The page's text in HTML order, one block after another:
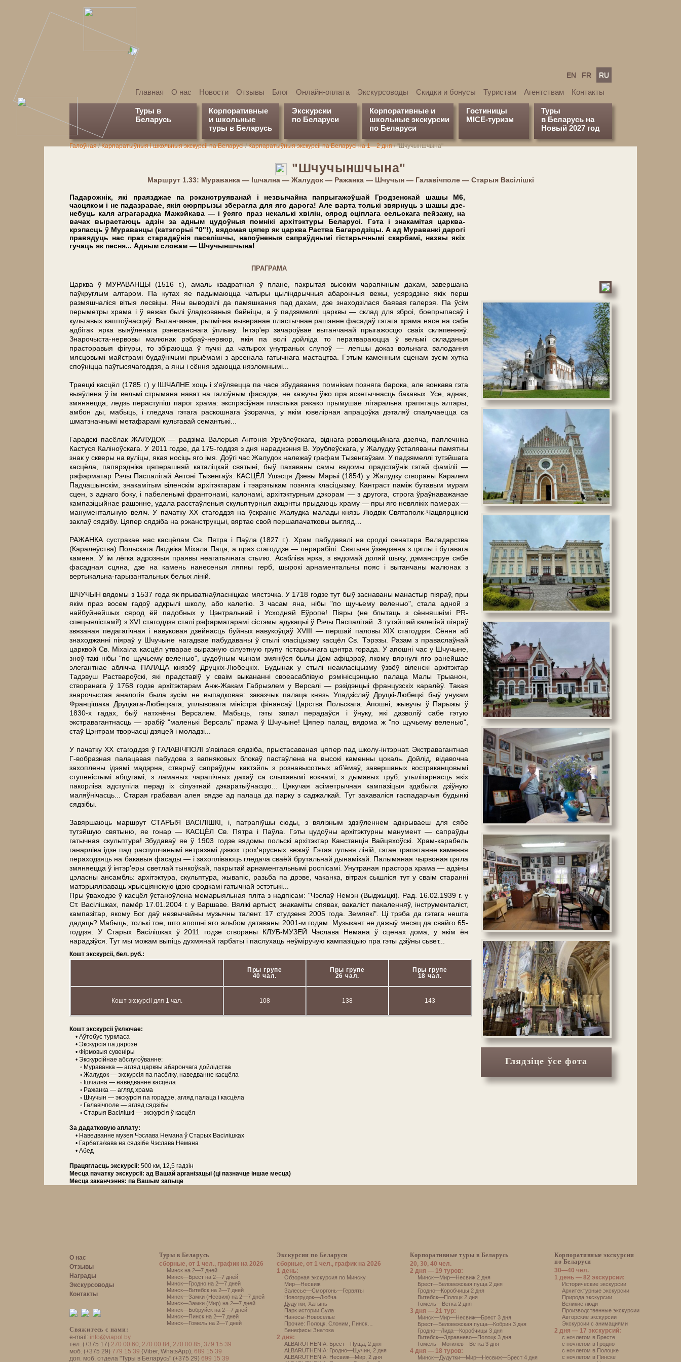
EN FR RU
Главная О нас Новости Отзывы Блог Онлайн-оплата Экскурсоводы Скидки и бонусы Туристам Агентствам Контакты
Туры в
Беларусь
Корпоративные
и школьные
туры в Беларусь
Экскурсии
по Беларуси
Корпоративные и
школьные экскурсии
по Беларуси
Гостиницы
MICE-туризм
Туры
в Беларусь на
Новый 2027 год
Галоўная/Карпаратыўныя і школьныя экскурсіі па Беларусі/Карпаратыўныя экскурсіі па Беларусі на 1—2 дня/"Шчучыншчына"
"Шчучыншчына"
Марш­рут 1.33: Мураванка — Ішчална — Жалудок — Ражанка — Шчучын — Галавічполе — Старыя Васілішкі
Падарожнік, які праязджае па рэканструяванай і незвычайна папрыгажэўшай Гродзенскай шашы М6,
часцяком і не падазравае, якія сюрпрызы зберагла для яго дарога! Але варта толькі звярнуць з шашы дзе-
небуць каля аграгарадка Мажэйкава — і ўсяго праз некалькі хвілін, сярод сціплага сельскага пейзажу, на
вачах вырастаюць адзін за адным цудоўныя помнікі архітэктуры Беларусі. Гэта і знакамітая царква-
крэпасць ў Мураванцы (катэгорыі "0"!), вядомая цяпер як царква Раства Багародзіцы. А ад Мураванкі дарогі
правядуць нас праз старадаўнія паселішчы, напоўненыя сапраўднымі гістарычнымі скарбамі, назвы якіх
гучаць як песня... Адным словам — Шчучыншчына!
ПРАГРАМА
Царква ў МУРАВАНЦЫ (1516 г.), амаль квадратная ў пла­не, пакрытая высокім чарапічным дахам, завершана
паўкруглым алтаром. Па кутах яе падымаюцца чатыры цыліндрычныя абарончыя вежы, усярэдзіне якіх перш
размяшчаліся вітыя лесвіцы. Яны выводзілі да памяшкання пад дахам, дзе знаходзілася баявая галерэя. Па ўсім
перыметры хра­ма і ў вежах былі ўладкованыя байніцы, а ў падзямеллі царквы — склад для зброі, боепрыпасаў і
культавых каштоўнасцяў. Вытанчанае, рытмічна выверанае пластычнае рашэнне фа­са­даў гэтага хра­ма нясе на сабе
адбітак ярка выяўленага рэнесанснага ўплыву. Інтэр'ер зачароўвае вытанчанай прыгажосцю сваіх скляпенняў.
Знарочыста-нервовы малюнак рэбраў-нервюр, якія па волі дойліда то ператвараюцца ў вельмі складаныя
прасторавыя фігуры, то збіраюцца ў пучкі да чатырох унутраных слупоў — лепшы доказ вольнага валодання
мясцовымі майстрамі будаўнічымі прыёмамі з арсенала гатычнага мастацтва. Гэтым каменным сценам зусім хутка
споўніцца паўтысячагоддзя, а яны і сёння здаюцца нязломнымі...
Траецкі касцёл (1785 г.) у ІШЧАЛНЕ хоць і з'яўляецца па часе збудавання помнікам позняга барока, але вонкава гэта
выяўлена ў ім вельмі стрымана нават на галоўным фасадзе, не кажучы ўжо пра аскетычнасць бакавых. Усе, аднак,
змяняецца, ледзь пераступіш парог хра­ма: экспрэсіўная пластыка ракако прымушае літаральна трапятаць алтары,
амбон ды, мабыць, і гледача гэтага раскошнага ўзорачча, у якім ювелір­ная апрацоўка дэталяў спалучаецца са
шматзначнымі метафарамі культавай семантыкі...
Гарадскі пасёлак ЖАЛУДОК — радзіма Валерыя Ан­тонія Урублеўскага, віднага рэвалюцыйнага дзеяча, паплечніка
Кастуся Каліноўскага. У 2011 годзе, да 175-годдзя з дня нараджэння В. Урублеўскага, у Жалудку ўсталяваны памятны
знак у скве­ры на вуліцы, якая носіць яго імя. Доўгі час Жалудок належаў графам Тызенгаўзам. У падзямеллі тутэйшага
касцёла, папярэдніка цяперашняй каталіцкай святыні, быў пахаваны самы вядомы прадстаўнік гэтай фаміліі —
рэфарматар Рэчы Паспалітай Ан­тоні Тызенгаўз. КАСЦЁЛ Ушэсця Дзевы Марыі (1854) у Жалудку створаны Каралем
Падчашынскім, знакамітым віленскім архітэктарам і тэарэтыкам позняга класіцызму. Кантраст паміж бутавым мурам
сцен, з аднаго боку, і пабеленымі франтонамі, калонамі, архітэктурным дэкорам — з другога, строга ўраўнаважанае
кампазіцыйнае рашэнне, удала расстаўленыя скульптурныя акцэнты прыдаюць храму — пры яго невялікіх памерах —
манументальную веліч. У пачатку ХХ стагоддзя на ўскраіне Жалудка малады князь Людвік Святаполк-Чацвярцінскі
заклаў сядзібу. Цяпер сядзіба на рэканструкцыі, вяртае свой першапачатковы выгляд…
РАЖАНКА сустракае нас касцёлам Св. Пятра і Паўла (1827 г.). Храм пабудавалі на сродкі сенатара Валадарства
(Каралеўства) Польскага Людвіка Міхала Паца, а праз стагоддзе — перарабілі. Святыня ўзведзена з цэглы і бутавага
каменя. У ім лёгка адрозныя праявы неагатычнага стылю. Асабліва ярка, з вядомай доляй шыку, дэманструе сябе
фасадная сцяна, дзе на камень нанесеныя ляпны герб, шырокі арнаментальны по­яс і вытанчаны малюнак з
вертыкальна-гарызантальных бе­лых ліній.
ШЧУЧЫН вядомы з 1537 го­да як прыватнаўласніцкае мястэчка. У 1718 годзе тут быў заснаваны манастыр піяраў, пры
якім праз восем гадоў адкрылі шко­лу, або калегію. З часам яна, нібы "по щучьему веленью", ста­ла адной з
найбуйнейшых сярод ёй падобных у Цэнтральнай і Усходняй Еўропе! Піяры (не блытаць з сённяшнімі PR-
спецыялістамі!) з ХVI стагоддзя сталі рэфарматарамі сістэмы адукацыі ў Рэчы Паспалітай. З тутэйшай калегіяй піяраў
звязаная педагагічная і навуковая дзейнасць буйных навукоўцаў ХVІІІ — першай паловы ХІХ стагоддзя. Сёння аб
знаходжанні піяраў у Шчучыне нагадвае пабудаваны ў стылі класіцызму касцёл Св. Тэрэзы. Разам з праваслаўнай
царквой Св. Міхаіла касцёл утварае выразную сілуэтную групу гістарычнага цэнтра горада. У апошні час у Шчучыне,
зноў-такі нібы "по щучьему веленью", цудоўным чынам змяніўся былы Дом афіцэраў, якому вярнулі яго ранейшае
элегантнае аблічча ПАЛАЦА князёў Друцкіх-Любецкіх. Будынак у стылі неакласіцызму ўзвёў віленскі архітэктар
Тадэвуш Раствароўскі, які прадставіў у сваім выкананні своеасаблівую рэмінісцэнцыю палаца Малы Трыанон,
створанага ў 1768 годзе архітэктарам Анж-Жакам Габрыэлем у Версалі — рэзідэнцыі французскіх каралёў. Такая
знарочыстая аналогія бы­ла зусім не выпадковая: заказчык палаца князь Уладзіслаў Друцкі-Любецкі быў унукам
Францішака Друцкага-Любецкага, уплывовага міністра фінансаў Царства Польскага. Апошні, жывучы ў Парыжы ў
1830-х гадах, быў натхнёны Вер­са­лем. Мабыць, гэты запал перадаўся і ўнуку, які дазволіў сабе гэтую
экстравагантнасць — зрабіў "маленькі Вер­саль" прама ў Шчучыне! Цяпер палац, вядома ж "по щучьему веленью",
стаў Цэнтрам творчасці дзяцей і моладзі...
У пачатку ХХ стагоддзя ў ГАЛАВІЧПОЛІ з'явілася сядзіба, прыстасаваная цяпер пад школу-інтэрнат. Экстравагантная
Г-вобразная палацавая пабудова з вапняковых блокаў пастаўлена на высокі каменны цокаль. Дойлід, відавочна
захоплены ідэямі мадэрна, стварыў сапраўдны кактэйль з рознавысотных аб'ёмаў, завершаных востраканцовымі
ступеністымі абцугамі, з ламаных чарапічных дахаў са слыхавымі вокнамі, з дымавых труб, утылітарнасць якіх
пакорліва адступіла перад іх сілуэтнай дэкаратыўнасцю... Цякучая асіметрычная кампазіцыя здабыла дзіўную
маляўнічасць... Старая грабавая алея вядзе ад палаца да пар­ку з саджалкай. Тут захаваліся гаспадарчыя будынкі
сядзібы.
Завяршаюць маршрут СТАРЫЯ ВАСІЛІШКІ, і, патрапіўшы сюды, з вялізным здзіўленнем адкрываеш для сябе
тутэйшую свя­ты­ню, яе гонар — КАСЦЁЛ Св. Пятра і Паўла. Гэты цудоўны архітэктурны манумент — сапраўды
гатычная скульп­ту­ра! Збудаваў яе ў 1903 годзе вядомы польскі архітэктар Канстанцін Вайцяхоўскі. Храм-карабель
ганарліва ідзе пад распушчанымі ветразямі дзвюх трох'ярусных вежаў. Гэтая гульня ліній, гэтае трапятанне камення
пераходзяць на бакавыя фасады — і захопліваюць гледача сваёй брутальнай дынамікай. Палымяная чырвоная цэгла
змяняецца ў інтэр'еры светлай тынкоўкай, пакрытай арнаментальнымі роспісамі. Унутраная прастора хра­ма — адзіны
цэласны ан­самбль: архітэктура, скульп­ту­ра, жывапіс, разьба па дрэве, чаканка, вітраж сышліся тут у сваім старанні
матэрыялізаваць хрысціянскую ідэю сродкамі гатычнай эстэтыкі...
Пры ўваходзе ў касцёл ўстаноўлена мемарыяльная пліта з надпісам: "Чэслаў Немэн (Выджыцкі). Рад. 16.02.1939 г. у
Ст. Васілішках, памёр 17.01.2004 г. у Вар­ша­ве. Вялікі артыст, знакаміты спявак, вакаліст пакаленняў, інструменталіст,
кампазітар, якому Бог даў незвычайны музычны талент. 17 студзеня 2005 го­да. Землякі". Ці трэба да гэтага нешта
дадаць? Мабыць, толькі тое, што апошні яго альбом датаваны 2001-м го­дам. Музыкант не дажыў ме­сяц да свай­го 65-
годдзя. У Старых Васілішках ў 2011 годзе створаны КЛУБ-МУЗЕЙ Чэслава Не­ма­на ў сценах до­ма, у якім ён
нарадзіўся. Тут мы можам выпіць духмянай гарбаты і паслухаць неўміручую кампазіцыю пра гэты дзіўны сьвет...
Кошт экскурсіі, бел. руб.:
Пры групе
40 чал.
Пры групе
26 чал.
Пры групе
18 чал.
Кошт экскурсіі для 1 чал. 108 138 143
Кошт экскурсіі ўключае:
• Аўтобус туркласа
• Экскурсія па дарозе
• Фірмовыя сувеніры
• Экскурсійнае абслугоўванне:
◦ Мураванка — агляд царквы абарончага дойлідства
◦ Жалудок — экскурсія па пасёлку, наведванне касцёла
◦ Ішчална — наведванне касцёла
◦ Ражанка — агляд хра­ма
◦ Шчучын — экскурсія па горадзе, агляд палаца і касцёла
◦ Галавічполе — агляд сядзібы
◦ Старыя Васілішкі — экскурсія ў касцёл
За дадатковую аплату:
• Наведванне му­зея Чэслава Не­ма­на ў Старых Васілішках
• Гарбата/кава на сядзібе Чэслава Не­ма­на
• Абед
Працягласць экскурсіі: 500 км, 12,5 гадзін
Месца пачатку экскурсіі: ад Вашай арганізацыі (ці пазначце іншае месца)
Месца заканчэння: па Вашым запыце
Глядзіце ўсе фота
О нас
Отзывы
Награды
Экскурсоводы
Контакты
Свяжитесь с нами:
e-mail: info@viapol.by
тел. (+375 17) 270 00 60, 270 00 84, 270 00 85, 379 15 39
моб. (+375 29) 779 15 39 (Viber, WhatsApp), 689 15 39
доп. моб. отдела "Туры в Беларусь" (+375 29) 699 15 39
Туры в Беларусь
сборные, от 1 чел., график на 2026
Минск на 2—7 дней
Минск—Брест на 2—7 дней
Минск—Гродно на 2—7 дней
Минск—Витебск на 2—7 дней
Минск—Замки (Несвиж) на 2—7 дней
Минск—Замки (Мир) на 2—7 дней
Минск—Бобруйск на 2—7 дней
Минск—Пинск на 2—7 дней
Минск—Гомель на 2—7 дней
Экскурсии по Беларуси
сборные, от 1 чел., график на 2026
1 день:
Обзорная экскурсия по Минску
Мир—Несвиж
Залесье—Сморгонь—Гервяты
Новогрудок—Любча
Дудутки Хатынь
Парк истории Сула
Наносы-Новоселье
Прочие: Полоцк Слоним Пинск
Бенефисы Знатока
2 дня:
АLBARUTHENIA: Брест—Пуща, 2 дня
АLBARUTHENIA: Гродно—Щучин, 2 дня
АLBARUTHENIA: Несвиж—Мир, 2 дня
Корпоративные туры в Беларусь
20, 30, 40 чел.
2 дня — 19 туров:
Минск—Мир—Несвиж 2 дня
Брест—Беловежская пуща 2 дня
Гродно—Коробчицы 2 дня
Витебск—Полоцк 2 дня
Гомель—Ветка 2 дня
3 дня — 21 тур:
Минск—Мир—Несвиж—Брест 3 дня
Брест—Беловежская пуща—Кобрин 3 дня
Гродно—Лида—Коробчицы 3 дня
Витебск—Здравнево—Полоцк 3 дня
Гомель—Могилев—Ветка 3 дня
4 дня — 18 туров:
Минск—Дудутки—Мир—Несвиж—Брест 4 дня
Корпоративные экскурсии
по Беларуси
30—40 чел.
1 день — 82 экскурсии:
Исторические экскурсии
Архитектурные экскурсии
Природа экскурсии
Великие люди
Производственные экскурсии
Авторские экскурсии
Экскурсии с анимациями
2 дня — 17 экскурсий:
с ночлегом в Бресте
с ночлегом в Гродно
с ночлегом в Полоцке
с ночлегом в Пинске